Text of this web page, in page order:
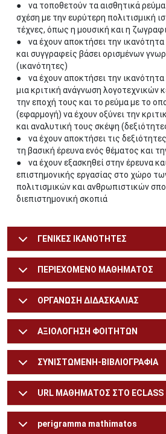
● να τοποθετούν τα αισθητικά
σχέση με την ευρύτερη πολιτισμική
τέχνες, όπως η μουσική και η
● να έχουν αποκτήσει την ικανότητα
και συγγραφείς βάσει ορισμένων
(ικανότητες)
● να έχουν αποκτήσει την
μια κριτική ανάγνωση λογοτεχνικών
την εποχή τους και το ρεύμα με το
(εφαρμογή) να έχουν οξύνει την
και αναλυτική τους σκέψη
● να έχουν αποκτήσει τις
τη βασική έρευνα ενός θέματος και
● να έχουν εξασκηθεί στην έρευνα
επιστημονικής εργασίας στο χώρο
πολιτισμικών και ανθρωπιστικών
διεπιστημονική σκοπιά
ΓΕΝΙΚΕΣ ΙΚΑΝΟΤΗΤΕΣ
ΠΕΡΙΕΧΟΜΕΝΟ ΜΑΘΗΜΑΤΟΣ
ΟΡΓΑΝΩΣΗ ΔΙΔΑΣΚΑΛΙΑΣ
ΑΞΙΟΛΟΓΗΣΗ ΦΟΙΤΗΤΩΝ
ΣΥΝΙΣΤΩΜΕΝΗ-ΒΙΒΛΙΟΓΡΑΦΙΑ
URL ΜΑΘΗΜΑΤΟΣ ΣΤΟ ECLASS
perigramma mathimatos